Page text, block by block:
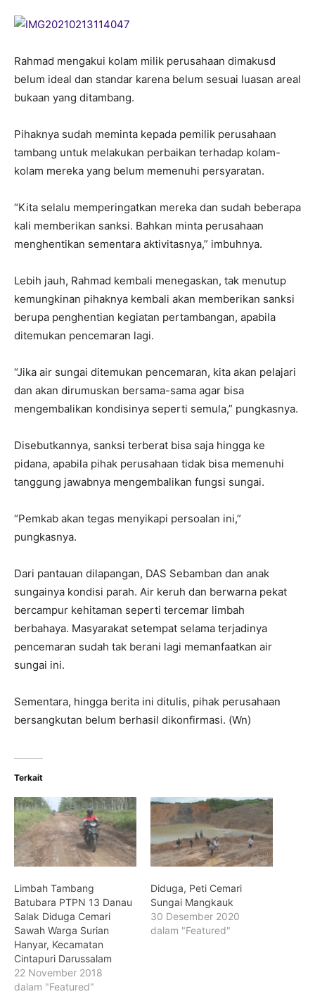
Rahmad mengakui kolam milik perusahaan dimakusd
belum ideal dan standar karena belum sesuai luasan areal
bukaan yang ditambang.
Pihaknya sudah meminta kepada pemilik perusahaan
tambang untuk melakukan perbaikan terhadap kolam-
kolam mereka yang belum memenuhi persyaratan.
“Kita selalu memperingatkan mereka dan sudah beberapa
kali memberikan sanksi. Bahkan minta perusahaan
menghentikan sementara aktivitasnya,” imbuhnya.
Lebih jauh, Rahmad kembali menegaskan, tak menutup
kemungkinan pihaknya kembali akan memberikan sanksi
berupa penghentian kegiatan pertambangan, apabila
ditemukan pencemaran lagi.
“Jika air sungai ditemukan pencemaran, kita akan pelajari
dan akan dirumuskan bersama-sama agar bisa
mengembalikan kondisinya seperti semula,” pungkasnya.
Disebutkannya, sanksi terberat bisa saja hingga ke
pidana, apabila pihak perusahaan tidak bisa memenuhi
tanggung jawabnya mengembalikan fungsi sungai.
“Pemkab akan tegas menyikapi persoalan ini,”
pungkasnya.
Dari pantauan dilapangan, DAS Sebamban dan anak
sungainya kondisi parah. Air keruh dan berwarna pekat
bercampur kehitaman seperti tercemar limbah
berbahaya. Masyarakat setempat selama terjadinya
pencemaran sudah tak berani lagi memanfaatkan air
sungai ini.
Sementara, hingga berita ini ditulis, pihak perusahaan
bersangkutan belum berhasil dikonfirmasi. (Wn)
Terkait
Limbah Tambang
Batubara PTPN 13 Danau
Salak Diduga Cemari
Sawah Warga Surian
Hanyar, Kecamatan
Cintapuri Darussalam
22 November 2018
dalam "Featured"
Diduga, Peti Cemari
Sungai Mangkauk
30 Desember 2020
dalam "Featured"